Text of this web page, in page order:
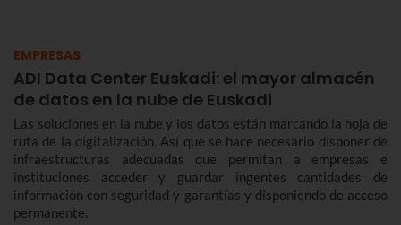
EMPRESAS
ADI Data Center Euskadi: el mayor almacén
de datos en la nube de Euskadi
Las soluciones en la nube y los datos están marcando la hoja de
ruta de la digitalización. Así que se hace necesario disponer de
infraestructuras adecuadas que permitan a empresas e
instituciones acceder y guardar ingentes cantidades de
información con seguridad y garantías y disponiendo de acceso
permanente.